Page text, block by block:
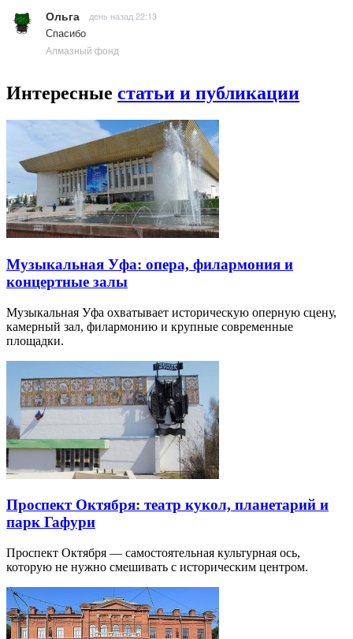
Ольга день назад 22:13
Спасибо
Алмазный фонд
Интересные статьи и публикации
Музыкальная Уфа: опера, филармония и
концертные залы
Музыкальная Уфа охватывает историческую оперную сцену,
камерный зал, филармонию и крупные современные
площадки.
Проспект Октября: театр кукол, планетарий и
парк Гафури
Проспект Октября — самостоятельная культурная ось,
которую не нужно смешивать с историческим центром.